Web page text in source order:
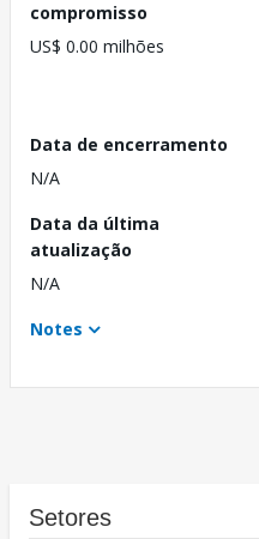
compromisso
US$ 0.00 milhões
Data de encerramento
N/A
Data da última
atualização
N/A
Notes
Setores